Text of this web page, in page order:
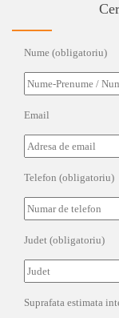
Nume (obligatoriu)
Email
Telefon (obligatoriu)
Judet (obligatoriu)
Suprafata estimata